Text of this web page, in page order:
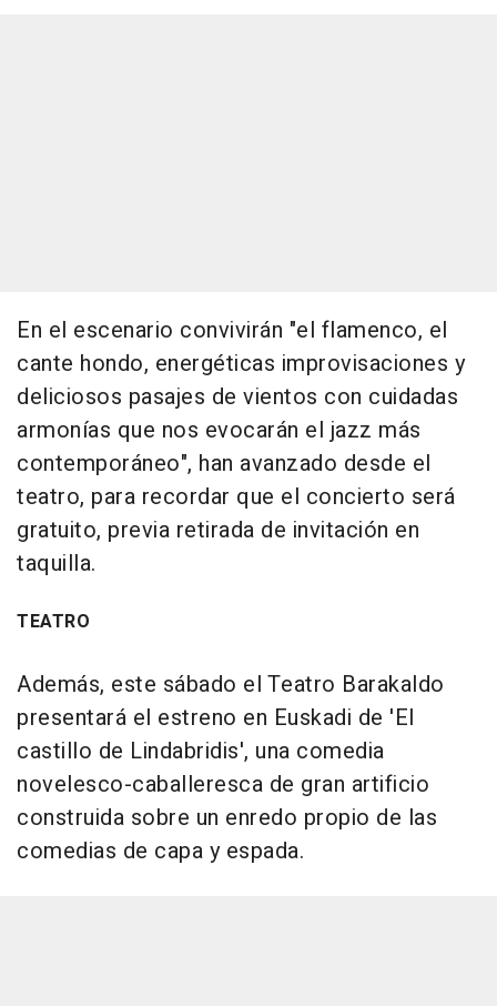
En el escenario convivirán "el flamenco, el
cante hondo, energéticas improvisaciones y
deliciosos pasajes de vientos con cuidadas
armonías que nos evocarán el jazz más
contemporáneo", han avanzado desde el
teatro, para recordar que el concierto será
gratuito, previa retirada de invitación en
taquilla.
TEATRO
Además, este sábado el Teatro Barakaldo
presentará el estreno en Euskadi de 'El
castillo de Lindabridis', una comedia
novelesco-caballeresca de gran artificio
construida sobre un enredo propio de las
comedias de capa y espada.